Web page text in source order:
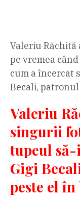
Valeriu Răchită
pe vremea
cum a încercat
Becali,
Valeriu
singurii
tupeul
Gigi
peste el